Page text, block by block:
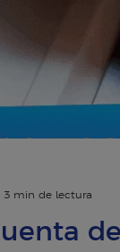
3 min de lectura